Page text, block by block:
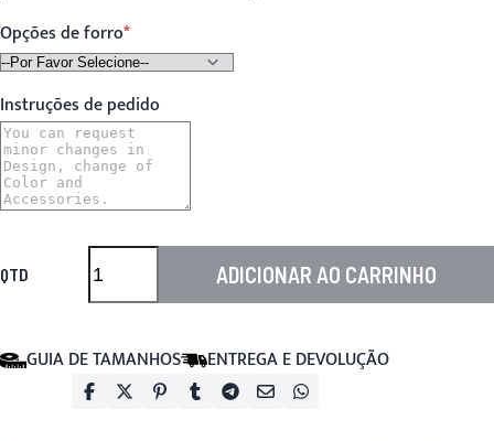
Opções de forro
Instruções de pedido
QTD ADICIONAR AO CARRINHO
GUIA DE TAMANHOS ENTREGA E DEVOLUÇÃO